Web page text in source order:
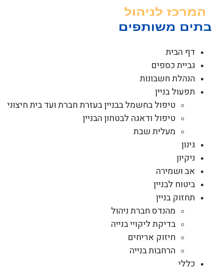
דף הבית
גביית כספים
הנהלת חשבונות
תפעול בניין
טיפול בחשמל בבניין בעזרת חברת ועד בית חיצוני
טיפול ודאגה לבטחון הבניין
מעלית שבת
גינון
ניקיון
אב ושמירה
ביטוח לבניין
תחזוק בניין
מהנדס חברת ניהול
בדיקת ליקויי בנייה
חיזוק אריחים
הרחבות בנייה
כללי